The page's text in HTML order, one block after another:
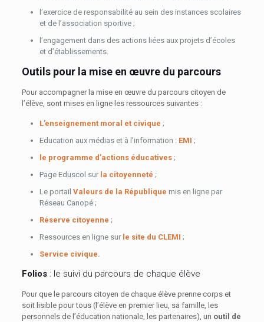
l’exercice de responsabilité au sein des instances scolaires
et de l’association sportive ;
l’engagement dans des actions liées aux projets d’écoles
et d’établissements.
Outils pour la mise en œuvre du parcours
Pour accompagner la mise en œuvre du parcours citoyen de
l’élève, sont mises en ligne les ressources suivantes :
L’enseignement moral et civique ;
Education aux médias et à l’information : EMI ;
le programme d’actions éducatives;
Page Eduscol sur la citoyenneté ;
Le portail Valeurs de la République mis en ligne par
Réseau Canopé ;
Réserve citoyenne ;
Ressources en ligne sur le site du CLEMI ;
Service civique.
Folios: le suivi du parcours de chaque élève
Pour que le parcours citoyen de chaque élève prenne corps et
soit lisible pour tous (l’élève en premier lieu, sa famille, les
personnels de l’éducation nationale, les partenaires), un outil de